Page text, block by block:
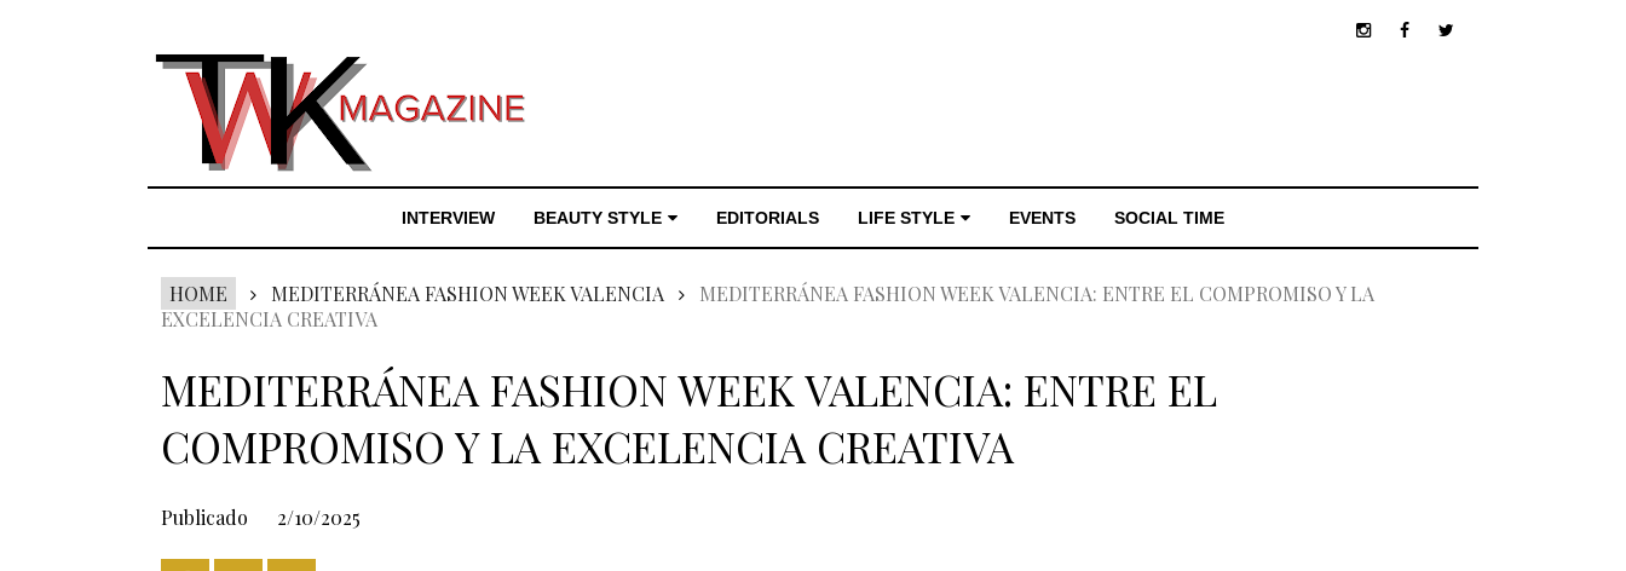
INTERVIEW BEAUTY STYLE EDITORIALS LIFE STYLE EVENTS SOCIAL TIME
HOME MEDITERRÁNEA FASHION WEEK VALENCIA
MEDITERRÁNEA FASHION WEEK VALENCIA: ENTRE EL COMPROMISO Y LA
EXCELENCIA CREATIVA
MEDITERRÁNEA FASHION WEEK VALENCIA: ENTRE EL
COMPROMISO Y LA EXCELENCIA CREATIVA
Publicado 2/10/2025